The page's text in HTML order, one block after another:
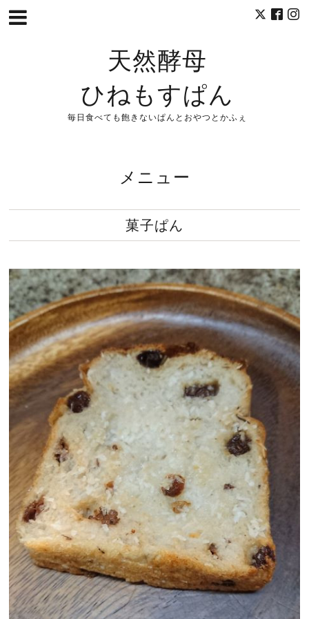
天然酵母
ひねもすぱん
毎日食べても飽きないぱんとおやつとかふぇ
メニュー
菓子ぱん